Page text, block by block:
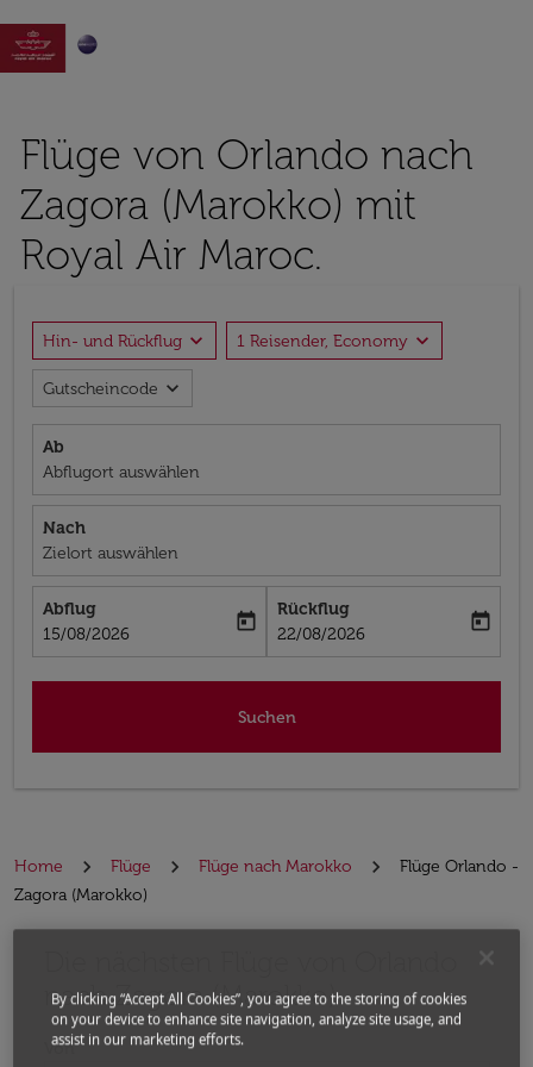

Flüge von Orlando nach
Zagora (Marokko) mit
Royal Air Maroc.
Hin- und Rückflug expand_more 1 Reisender, Economy expand_more
Gutscheincode expand_more
Ab
Abflugort auswählen
Nach
Zielort auswählen
Abflug
fc-booking-departure-date-aria-label
15/08/2026
today
Rückflug
fc-booking-return-date-aria-label
22/08/2026
today
Suchen
Home Flüge Flüge nach Marokko
Flüge Orlando -
Zagora (Marokko)
nach Zagora (Marokko)
Von
By clicking “Accept All Cookies”, you agree to the storing of cookies
on your device to enhance site navigation, analyze site usage, and
assist in our marketing efforts.